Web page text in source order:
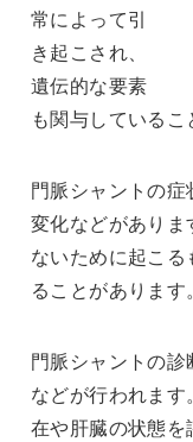
常によって引
き起こされ、
遺伝的な要素
も関与しているこ
門脈シャントの
変化などがあり
ないために起こ
ることがあります。
門脈シャントの
などが行われま
在や肝臓の状態を